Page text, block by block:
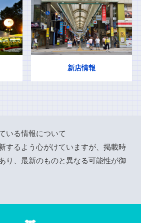
新店情報
いる情報について
するよう心がけていますが、掲載時
り、最新のものと異なる可能性が御